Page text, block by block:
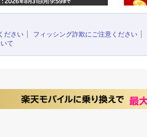
ださい
フィッシング詐欺にご注意ください
て